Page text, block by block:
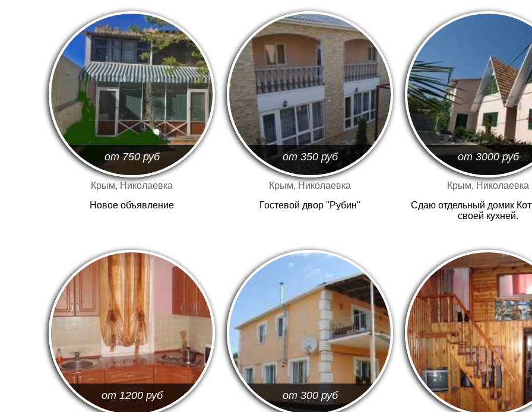
от 750руб
Крым, Николаевка
Новое объявление
от 350руб
Крым, Николаевка
Гостевой двор "Рубин"
от 3000руб
Крым, Николаевка
Сдаю отдельный домик
своей кухней.
от 1200руб от 300руб